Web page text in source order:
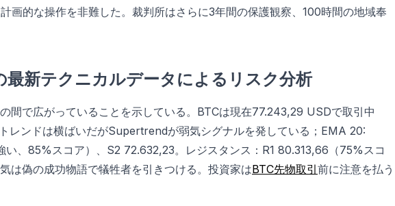
画的な操作を非難した。裁判所はさらに3年間の保護観察、100時間の地域奉
新テクニカルデータによるリスク分析
間で広がっていることを示している。BTCは現在77.243,29 USDで取引中
レンドは横ばいだがSupertrendが弱気シグナルを発している；EMA 20:
い、85%スコア）、S2 72.632,23。レジスタンス：R1 80.313,66（75%スコ
は偽の成功物語で犠牲者を引きつける。投資家はBTC先物取引前に注意を払う